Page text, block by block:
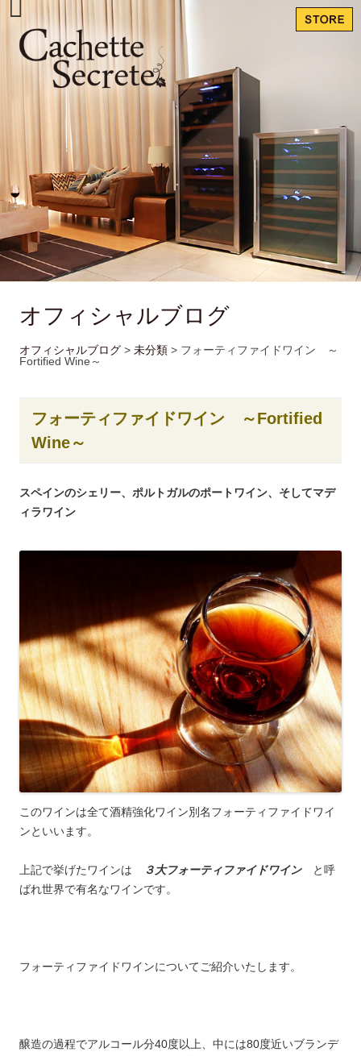
オフィシャルブログ
オフィシャルブログ > 未分類 > フォーティファイドワイン ～
Fortified Wine～
フォーティファイドワイン ～Fortified
Wine～
スペインのシェリー、ポルトガルのポートワイン、そしてマデ
ィラワイン
このワインは全て酒精強化ワイン別名フォーティファイドワイ
ンといいます。
上記で挙げたワインは ３大フォーティファイドワイン
と呼
ばれ世界で有名なワインです。
フォーティファイドワインについてご紹介いたします。
醸造の過程でアルコール分40度以上、中には80度近いブランデ